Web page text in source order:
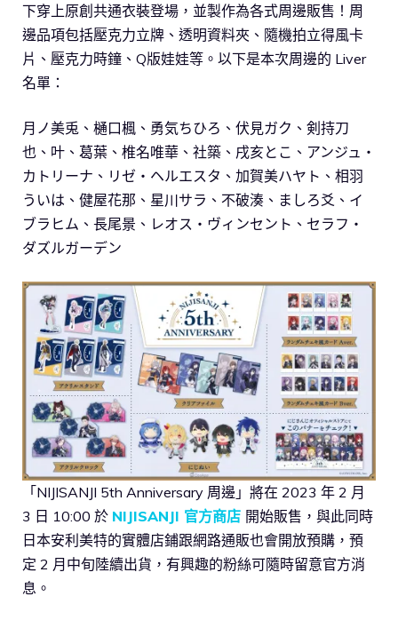
下穿上原創共通衣裝登場，並製作為各式周邊販售！周
邊品項包括壓克力立牌、透明資料夾、隨機拍立得風卡
片、壓克力時鐘、Q版娃娃等。以下是本次周邊的 Liver
名單：
月ノ美兎、樋口楓、勇気ちひろ、伏見ガク、剣持刀
也、叶、葛葉、椎名唯華、社築、戌亥とこ、アンジュ・
カトリーナ、リゼ・ヘルエスタ、加賀美ハヤト、相羽
ういは、健屋花那、星川サラ、不破湊、ましろ爻、イ
ブラヒム、長尾景、レオス・ヴィンセント、セラフ・
ダズルガーデン
「NIJISANJI 5th Anniversary 周邊」將在 2023 年 2 月
3 日 10:00 於 NIJISANJI 官方商店 開始販售，與此同時
日本安利美特的實體店鋪跟網路通販也會開放預購，預
定 2 月中旬陸續出貨，有興趣的粉絲可隨時留意官方消
息。